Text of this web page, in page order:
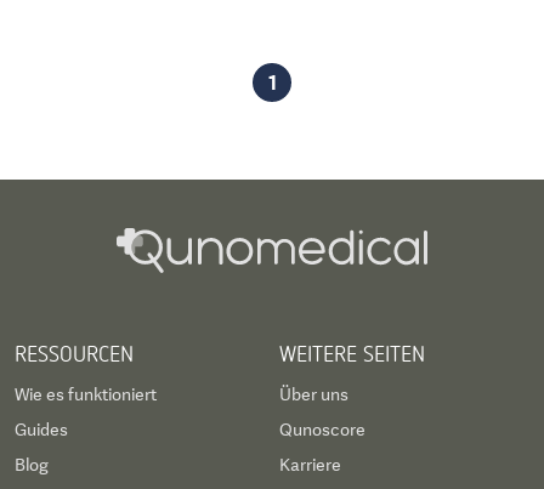
1
RESSOURCEN
Wie es funktioniert
Guides
Blog
WEITERE SEITEN
Über uns
Qunoscore
Karriere